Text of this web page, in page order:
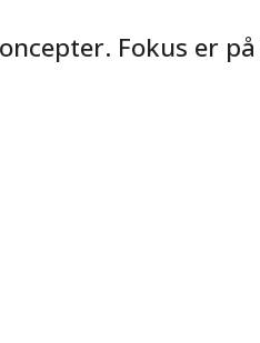
Fokus er